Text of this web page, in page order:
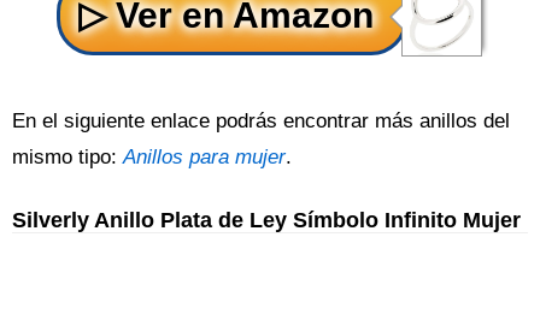
En el siguiente enlace podrás encontrar más anillos del
mismo tipo:Anillos para mujer.
Silverly Anillo Plata de Ley Símbolo Infinito Mujer